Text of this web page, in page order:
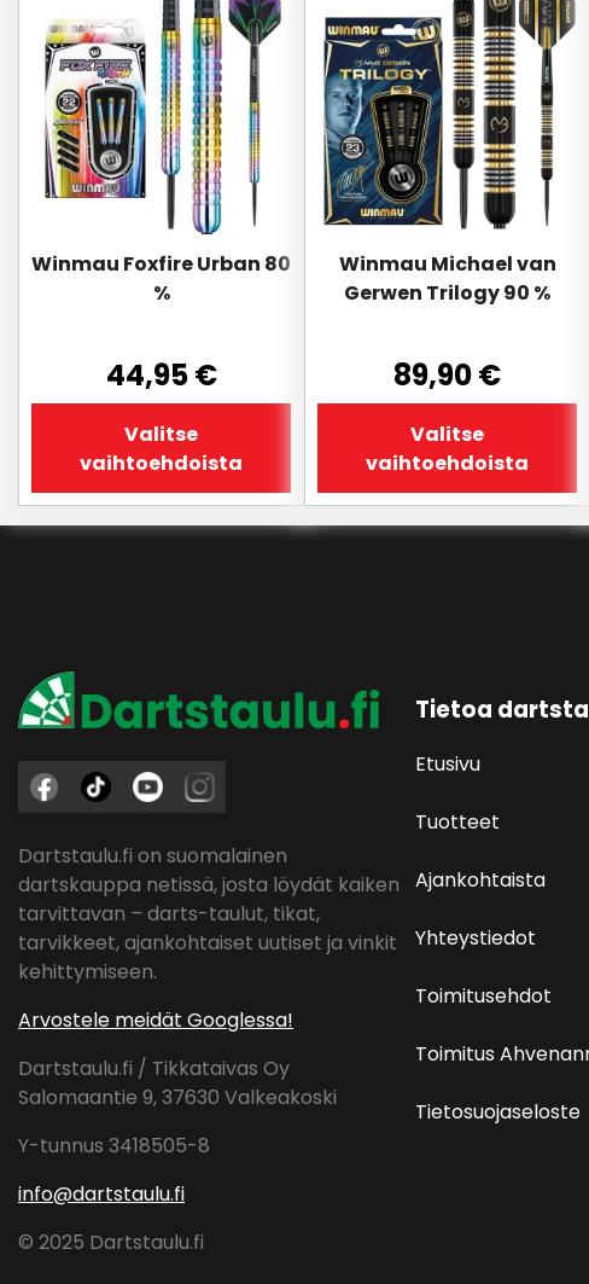
Winmau Foxfire Urban 80
%
44,95€
Valitse
vaihtoehdoista
tuotteella
on
useampi
muunnelma.
Voit
tehdä
valinnat
sivulla.
Winmau Michael van
Gerwen Trilogy 90 %
89,90€
Valitse
vaihtoehdoista
tuotteella
on
useampi
muunnelma.
Voit
tehdä
valinnat
tuotteen
sivulla.
Dartstaulu.fi on suomalainen
dartskauppa netissä, josta löydät kaiken
tarvittavan – darts-taulut, tikat,
tarvikkeet, ajankohtaiset uutiset ja vinkit
kehittymiseen.
Arvostele meidät Googlessa!
Dartstaulu.fi / Tikkataivas Oy
Salomaantie 9, 37630 Valkeakoski
Y-tunnus 3418505-8
info@dartstaulu.fi
© 2025 Dartstaulu.fi
Tietoa
Etusivu
Tuotteet
Ajankohtaista
Yhteystiedot
Toimitusehdot
Toimitus
Tietosuojaseloste